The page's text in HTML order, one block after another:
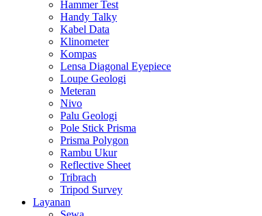
Hammer Test
Handy Talky
Kabel Data
Klinometer
Kompas
Lensa Diagonal Eyepiece
Loupe Geologi
Meteran
Nivo
Palu Geologi
Pole Stick Prisma
Prisma Polygon
Rambu Ukur
Reflective Sheet
Tribrach
Tripod Survey
Layanan